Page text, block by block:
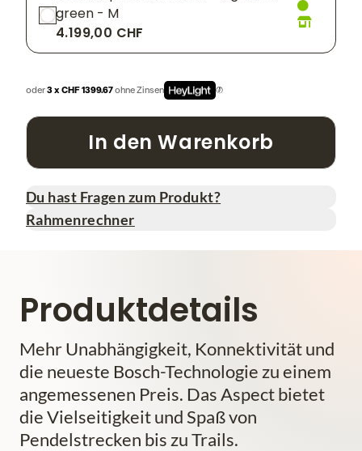
green - M
4.199,00 CHF
oder3 x CHF 1399.67ohne Zinsen
In den Warenkorb
Du hast Fragen zum Produkt?
Rahmenrechner
Produktdetails
Mehr Unabhängigkeit, Konnektivität und
die neueste Bosch-Technologie zu einem
angemessenen Preis. Das Aspect bietet
die Vielseitigkeit und Spaß von
Pendelstrecken bis zu Trails.